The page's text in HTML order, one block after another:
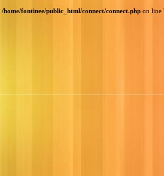
/home/fontinee/public_html/connect/connect.php on line